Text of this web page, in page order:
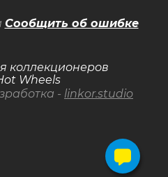
коллекционеров
Wheels
- linkor.studio
Сообщить об ошибке